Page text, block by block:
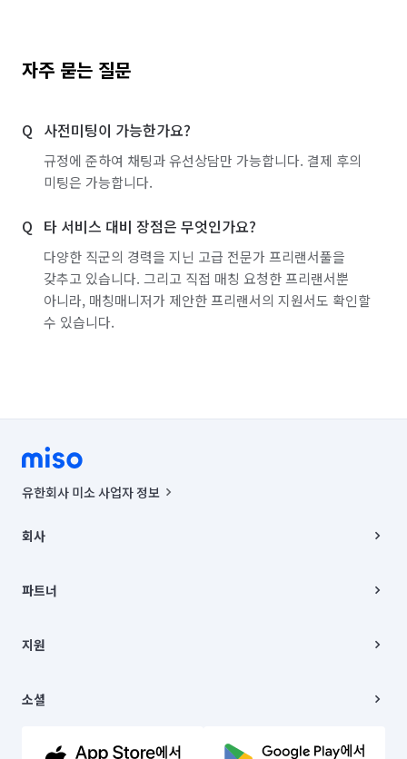
자주 묻는 질문
사전미팅이 가능한가요?
규정에 준하여 채팅과 유선상담만 가능합니다. 결제 후의
미팅은 가능합니다.
타 서비스 대비 장점은 무엇인가요?
다양한 직군의 경력을 지닌 고급 전문가 프리랜서풀을
갖추고 있습니다. 그리고 직접 매칭 요청한 프리랜서뿐
아니라, 매칭매니저가 제안한 프리랜서의 지원서도 확인할
수 있습니다.
유한회사 미소 사업자 정보
00019 |
주소 | 본사: 서울특별시 종로구 율곡로 6(중학동, 트윈트리빌딩) B동 5층
컨택센터 : 서울특별시 종로구 수송동 율곡로 24, 7층, 8층 미소
상품, 상품정보, 거래에 관한 의무와 책임은 거래당사자에게 있습니다.
언론 보도 관련 문의:
© 유한회사 미소. Miso, Inc. All Rights Reserved.
회사
채용
파트너
이사
지원
이용약관
문의하기
소셜
유튜브